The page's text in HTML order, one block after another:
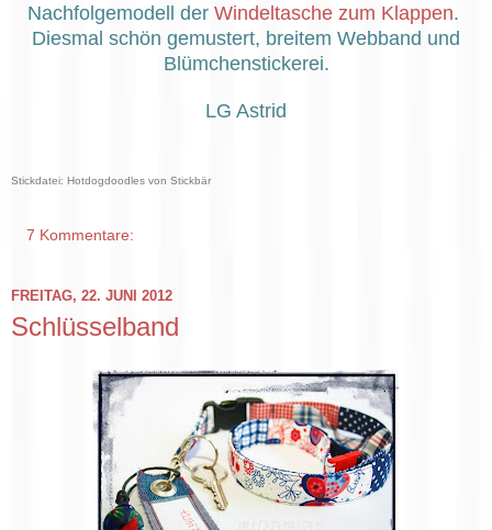
Nachfolgemodell der Windeltasche zum Klappen.
Diesmal schön gemustert, breitem Webband und
Blümchenstickerei.
LG Astrid
Stickdatei: Hotdogdoodles von Stickbär
7 Kommentare:
FREITAG, 22. JUNI 2012
Schlüsselband